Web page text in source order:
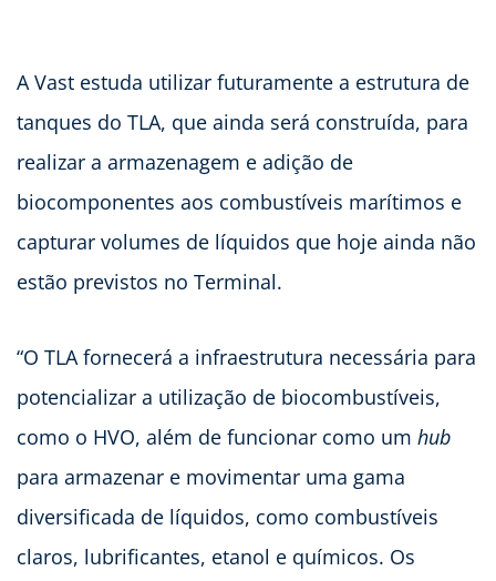
A Vast estuda utilizar futuramente a estrutura de
tanques do TLA, que ainda será construída, para
realizar a armazenagem e adição de
biocomponentes aos combustíveis marítimos e
capturar volumes de líquidos que hoje ainda não
estão previstos no Terminal.
“O TLA fornecerá a infraestrutura necessária para
potencializar a utilização de biocombustíveis,
como o HVO, além de funcionar como um hub
para armazenar e movimentar uma gama
diversificada de líquidos, como combustíveis
claros, lubrificantes, etanol e químicos. Os